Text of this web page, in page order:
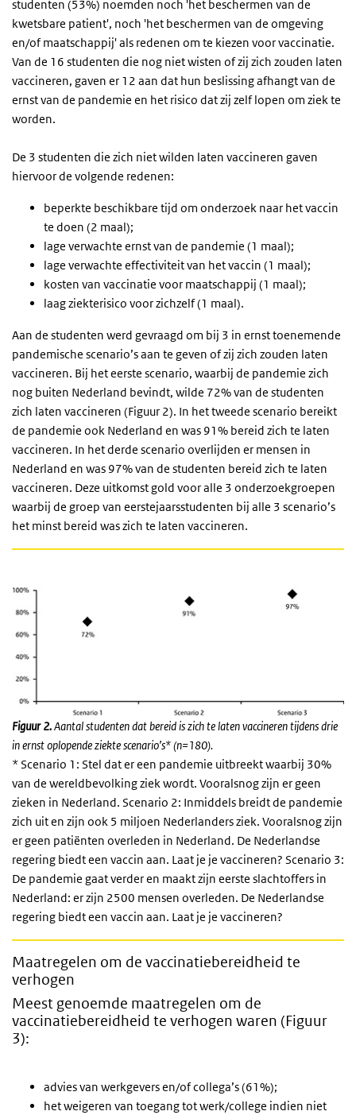
studenten (53%) noemden noch 'het beschermen van de
kwetsbare patient', noch 'het beschermen van de omgeving
en/of maatschappij' als redenen om te kiezen voor vaccinatie.
Van de 16 studenten die nog niet wisten of zij zich zouden laten
vaccineren, gaven er 12 aan dat hun beslissing afhangt van de
ernst van de pandemie en het risico dat zij zelf lopen om ziek te
worden.
De 3 studenten die zich niet wilden laten vaccineren gaven
hiervoor de volgende redenen:
beperkte beschikbare tijd om onderzoek naar het vaccin
te doen (2 maal);
lage verwachte ernst van de pandemie (1 maal);
lage verwachte effectiviteit van het vaccin (1 maal);
kosten van vaccinatie voor maatschappij (1 maal);
laag ziekterisico voor zichzelf (1 maal).
Aan de studenten werd gevraagd om bij 3 in ernst toenemende
pandemische scenario’s aan te geven of zij zich zouden laten
vaccineren. Bij het eerste scenario, waarbij de pandemie zich
nog buiten Nederland bevindt, wilde 72% van de studenten
zich laten vaccineren (Figuur 2). In het tweede scenario bereikt
de pandemie ook Nederland en was 91% bereid zich te laten
vaccineren. In het derde scenario overlijden er mensen in
Nederland en was 97% van de studenten bereid zich te laten
vaccineren. Deze uitkomst gold voor alle 3 onderzoekgroepen
waarbij de groep van eerstejaarsstudenten bij alle 3 scenario’s
het minst bereid was zich te laten vaccineren.
Figuur 2.Aantal studenten dat bereid is zich te laten vaccineren tijdens drie
in ernst oplopende ziekte scenario’s* (n=180).
* Scenario 1: Stel dat er een pandemie uitbreekt waarbij 30%
van de wereldbevolking ziek wordt. Vooralsnog zijn er geen
zieken in Nederland. Scenario 2: Inmiddels breidt de pandemie
zich uit en zijn ook 5 miljoen Nederlanders ziek. Vooralsnog zijn
er geen patiënten overleden in Nederland. De Nederlandse
regering biedt een vaccin aan. Laat je je vaccineren? Scenario 3:
De pandemie gaat verder en maakt zijn eerste slachtoffers in
Nederland: er zijn 2500 mensen overleden. De Nederlandse
regering biedt een vaccin aan. Laat je je vaccineren?
Maatregelen om de vaccinatiebereidheid te
verhogen
Meest genoemde maatregelen om de
vaccinatiebereidheid te verhogen waren (Figuur
3):
advies van werkgevers en/of collega’s (61%);
het weigeren van toegang tot werk/college indien niet